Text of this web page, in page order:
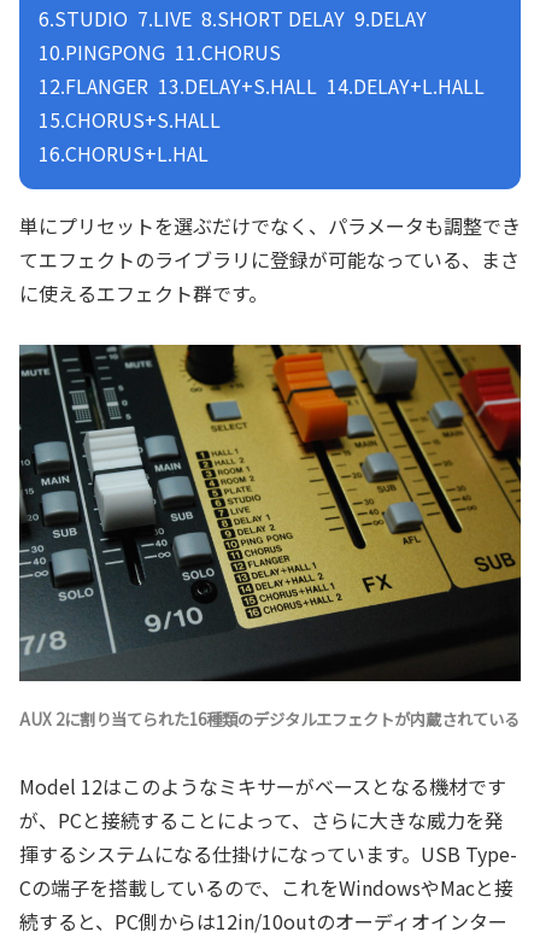
6.STUDIO 7.LIVE 8.SHORT DELAY 9.DELAY
10.PINGPONG 11.CHORUS
12.FLANGER 13.DELAY+S.HALL 14.DELAY+L.HALL
15.CHORUS+S.HALL
16.CHORUS+L.HAL
単にプリセットを選ぶだけでなく、パラメータも調整でき
てエフェクトのライブラリに登録が可能なっている、まさ
に使えるエフェクト群です。
AUX 2に割り当てられた16種類のデジタルエフェクトが内蔵されている
Model 12はこのようなミキサーがベースとなる機材です
が、PCと接続することによって、さらに大きな威力を発
揮するシステムになる仕掛けになっています。USB Type-
Cの端子を搭載しているので、これをWindowsやMacと接
続すると、PC側からは12in/10outのオーディオインター